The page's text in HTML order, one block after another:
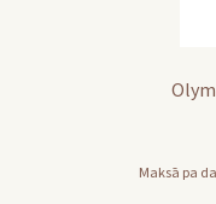
Maksā pa